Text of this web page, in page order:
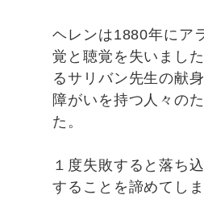
ヘレンは1880年にア
覚と聴覚を失いまし
るサリバン先生の献
障がいを持つ人々の
た。
１度失敗すると落ち
することを諦めてし